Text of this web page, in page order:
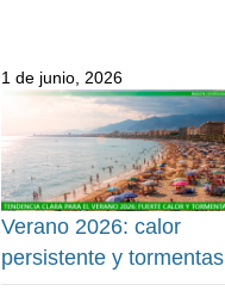
1 de junio, 2026
Verano 2026: calor
persistente y tormentas